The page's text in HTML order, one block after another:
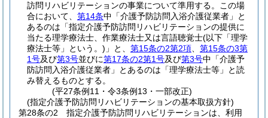
訪問リハビリテーションの事業について準用する。
この場
合において、 第14条中「介護予防訪問入浴介護従業者」と
あるのは「指定介護予防訪問リハビリテーションの提供に
当たる理学療法士、作業療法士又は言語聴覚士(以下「理学
療法士等」という。) 」と、 第15条の2第2項
第15条の3第
1号及び第3号並びに第17条の2第1号及び第3号中「介護予
防訪問入浴介護従業者」とあるのは「理学療法士等」と読
み替えるものとする。
(平27条例11・令3条例13・一部改正)
(指定介護予防訪問リハビリテーションの基本取扱方針)
第28条の2
指定介護予防訪問リハビリテーションは、利用